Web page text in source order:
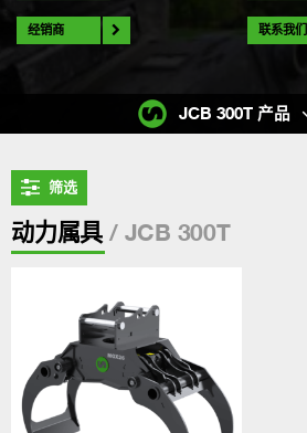
经销商 联系我们
筛选
动力属具 / JCB 300T
JCB 300T 产品